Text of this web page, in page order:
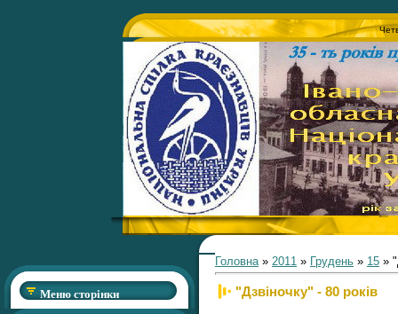
Меню сторінки
Головна» 2011 » Грудень » 15 »
"Дзвіночку" - 80 років